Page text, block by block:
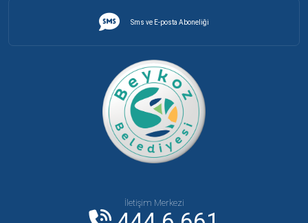
Sms ve E-posta Aboneliği
İletişim Merkezi